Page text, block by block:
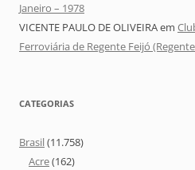
Janeiro – 1978
VICENTE PAULO DE OLIVEIRAem
Ferroviária de Regente Feijó
CATEGORIAS
Brasil(11.758)
Acre(162)